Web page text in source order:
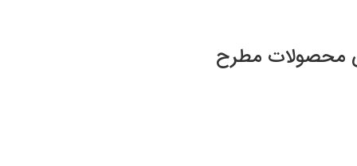
محصولات مطرح